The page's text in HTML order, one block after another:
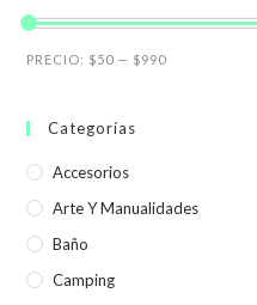
Precio
Precio
PRECIO: $50 — $990
Categorías
Accesorios
Arte Y Manualidades
Baño
Camping